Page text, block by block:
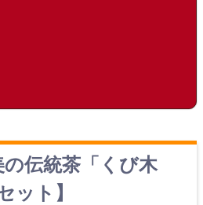
伝統茶「くび木
ット】